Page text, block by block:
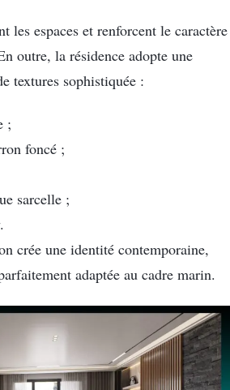
les espaces et renforcent le caractère
outre, la résidence adopte une
textures sophistiquée :
;
foncé ;
sarcelle ;
crée une identité contemporaine,
adaptée au cadre marin.